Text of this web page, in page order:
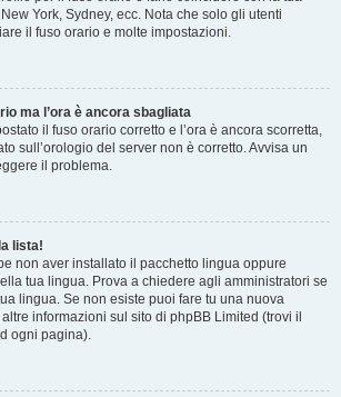
York, Sydney, ecc. Nota che solo gli utenti
il fuso orario e molte impostazioni.
ma l’ora è ancora sbagliata
il fuso orario corretto e l’ora è ancora scorretta,
sull’orologio del server non è corretto. Avvisa un
il problema.
lista!
non aver installato il pacchetto lingua oppure
tua lingua. Prova a chiedere agli amministratori se
lingua. Se non esiste puoi fare tu una nuova
informazioni sul sito di phpBB Limited (trovi il
ogni pagina).